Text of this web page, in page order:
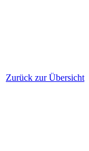
Zurück zur Übersicht